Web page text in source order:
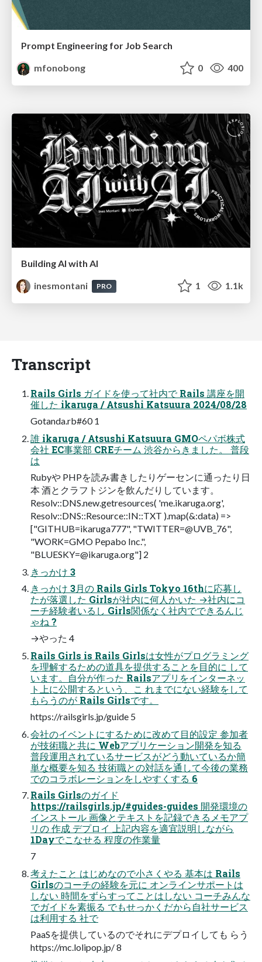
Prompt Engineering for Job Search
mfonobong
0 400
Building AI with AI
inesmontani
PRO 1 1.1k
Transcript
Rails Girls ガイドを使って社内で Rails 講座を開
催した ikaruga / Atsushi Katsuura 2024/08/28
Gotanda.rb#60 1
誰 ikaruga / Atsushi Katsuura GMOペパボ株式
会社 EC事業部 CREチーム 渋谷からきました。 普段
は
Rubyや PHPを読み書きしたりゲーセンに通ったり日
本 酒とクラフトジンを飲んだりしています。
Resolv::DNS.new.getresources( 'me.ikaruga.org',
Resolv::DNS::Resource::IN::TXT ).map(&:data) =>
["GITHUB=ikaruga777", "TWITTER=@UVB_76",
"WORK=GMO Pepabo Inc.",
"BLUESKY=@ikaruga.org"] 2
きっかけ 3
きっかけ 3月の Rails Girls Tokyo 16thに応募し
たが落選した Girlsが社内に何人かいた →社内にコ
ーチ経験者いるし Girls関係なく社内でできるんじ
ゃね ?
→やった 4
Rails Girls is Rails Girlsは女性がプログラミング
を理解するための道具を提供することを目的に して
います。自分が作った Railsアプリをインターネッ
ト上に公開するという、こ れまでにない経験をして
もらうのが Rails Girlsです。
https://railsgirls.jp/guide 5
会社のイベントにするために改めて目的設定 参加者
が技術職と共に Webアプリケーション開発を知る
普段運用されているサービスがどう動いているか簡
単な概要を知る 技術職との対話を通して今後の業務
でのコラボレーションをしやすくする 6
Rails Girlsのガイド
https://railsgirls.jp/#guides-guides 開発環境の
インストール 画像とテキストを記録できるメモアプ
リの 作成 デプロイ 上記内容を適宜説明しながら
1Dayでこなせる 程度の作業量
7
考えたこと はじめなので小さくやる 基本は Rails
Girlsのコーチの経験を元に オンラインサポートは
しない 時間をずらすってことはしない コーチみんな
でガイドを素振る でもせっかくだから自社サービス
は利用する 社で
PaaSを提供しているのでそれにデプロイしても らう
https://mc.lolipop.jp/ 8